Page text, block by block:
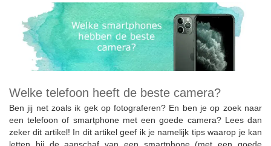
Welke telefoon heeft de beste camera?
Ben jij net zoals ik gek op fotograferen? En ben je op zoek naar
een telefoon of smartphone met een goede camera? Lees dan
zeker dit artikel! In dit artikel geef ik je namelijk tips waarop je kan
letten bij de aanschaf van een smartphone (met een goede